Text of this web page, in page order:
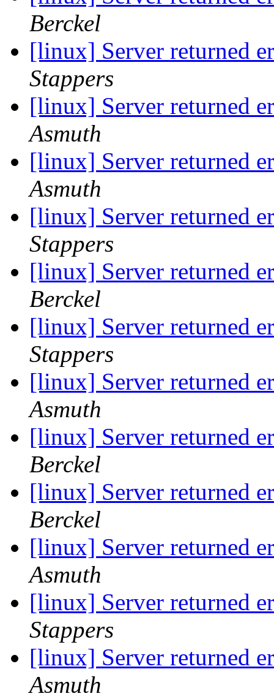
Berckel
[linux] Server returned
Stappers
[linux] Server returned
Asmuth
[linux] Server returned
Asmuth
[linux] Server returned
Stappers
[linux] Server returned
Berckel
[linux] Server returned
Stappers
[linux] Server returned
Asmuth
[linux] Server returned
Berckel
[linux] Server returned
Berckel
[linux] Server returned
Asmuth
[linux] Server returned
Stappers
[linux] Server returned
Asmuth